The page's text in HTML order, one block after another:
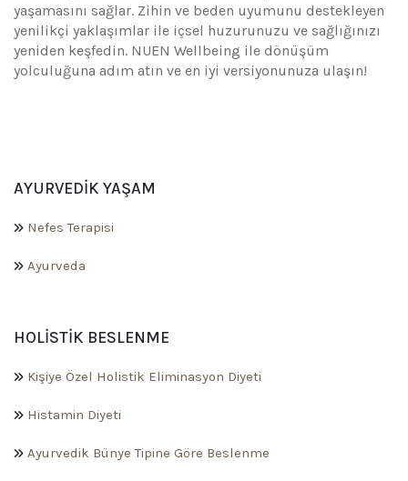
yaşamasını sağlar. Zihin ve beden uyumunu destekleyen
yenilikçi yaklaşımlar ile içsel huzurunuzu ve sağlığınızı
yeniden keşfedin. NUEN Wellbeing ile dönüşüm
yolculuğuna adım atın ve en iyi versiyonunuza ulaşın!
AYURVEDIK YAŞAM
Nefes Terapisi
Ayurveda
HOLISTIK BESLENME
Kişiye Özel Holistik Eliminasyon Diyeti
Histamin Diyeti
Ayurvedik Bünye Tipine Göre Beslenme